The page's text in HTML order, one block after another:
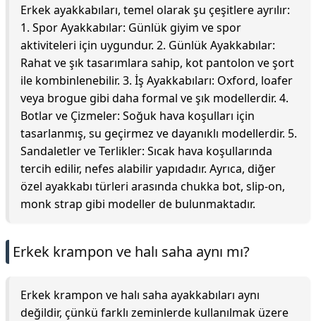
Erkek ayakkabıları, temel olarak şu çeşitlere ayrılır:
1. Spor Ayakkabılar: Günlük giyim ve spor
aktiviteleri için uygundur. 2. Günlük Ayakkabılar:
Rahat ve şık tasarımlara sahip, kot pantolon ve şort
ile kombinlenebilir. 3. İş Ayakkabıları: Oxford, loafer
veya brogue gibi daha formal ve şık modellerdir. 4.
Botlar ve Çizmeler: Soğuk hava koşulları için
tasarlanmış, su geçirmez ve dayanıklı modellerdir. 5.
Sandaletler ve Terlikler: Sıcak hava koşullarında
tercih edilir, nefes alabilir yapıdadır. Ayrıca, diğer
özel ayakkabı türleri arasında chukka bot, slip-on,
monk strap gibi modeller de bulunmaktadır.
Erkek krampon ve halı saha aynı mı?
Erkek krampon ve halı saha ayakkabıları aynı
değildir, çünkü farklı zeminlerde kullanılmak üzere